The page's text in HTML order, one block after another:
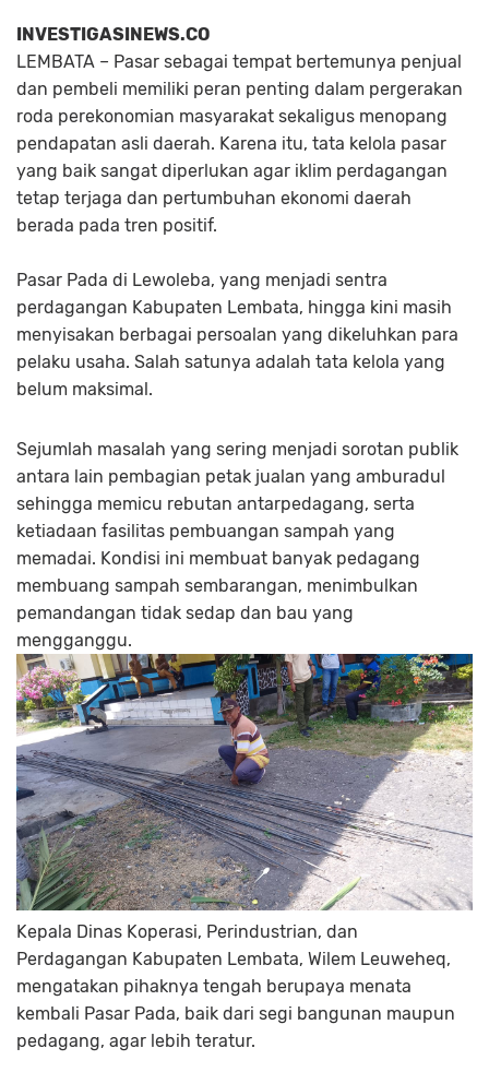
INVESTIGASINEWS.CO
LEMBATA – Pasar sebagai tempat bertemunya penjual
dan pembeli memiliki peran penting dalam pergerakan
roda perekonomian masyarakat sekaligus menopang
pendapatan asli daerah. Karena itu, tata kelola pasar
yang baik sangat diperlukan agar iklim perdagangan
tetap terjaga dan pertumbuhan ekonomi daerah
berada pada tren positif.
Pasar Pada di Lewoleba, yang menjadi sentra
perdagangan Kabupaten Lembata, hingga kini masih
menyisakan berbagai persoalan yang dikeluhkan para
pelaku usaha. Salah satunya adalah tata kelola yang
belum maksimal.
Sejumlah masalah yang sering menjadi sorotan publik
antara lain pembagian petak jualan yang amburadul
sehingga memicu rebutan antarpedagang, serta
ketiadaan fasilitas pembuangan sampah yang
memadai. Kondisi ini membuat banyak pedagang
membuang sampah sembarangan, menimbulkan
pemandangan tidak sedap dan bau yang
mengganggu.
Kepala Dinas Koperasi, Perindustrian, dan
Perdagangan Kabupaten Lembata, Wilem Leuweheq,
mengatakan pihaknya tengah berupaya menata
kembali Pasar Pada, baik dari segi bangunan maupun
pedagang, agar lebih teratur.